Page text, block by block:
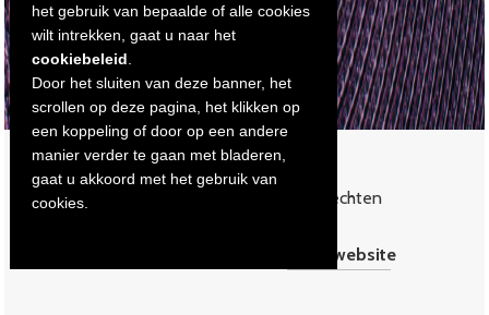
© 2019 Joost De Paepe – Alle rechten
bretel.website
het gebruik van bepaalde of alle cookies
wilt intrekken, gaat u naar het
cookiebeleid
Door het sluiten van deze banner, het
scrollen op deze pagina, het klikken op
een koppeling of door op een andere
manier verder te gaan met bladeren,
gaat u akkoord met het gebruik van
cookies.